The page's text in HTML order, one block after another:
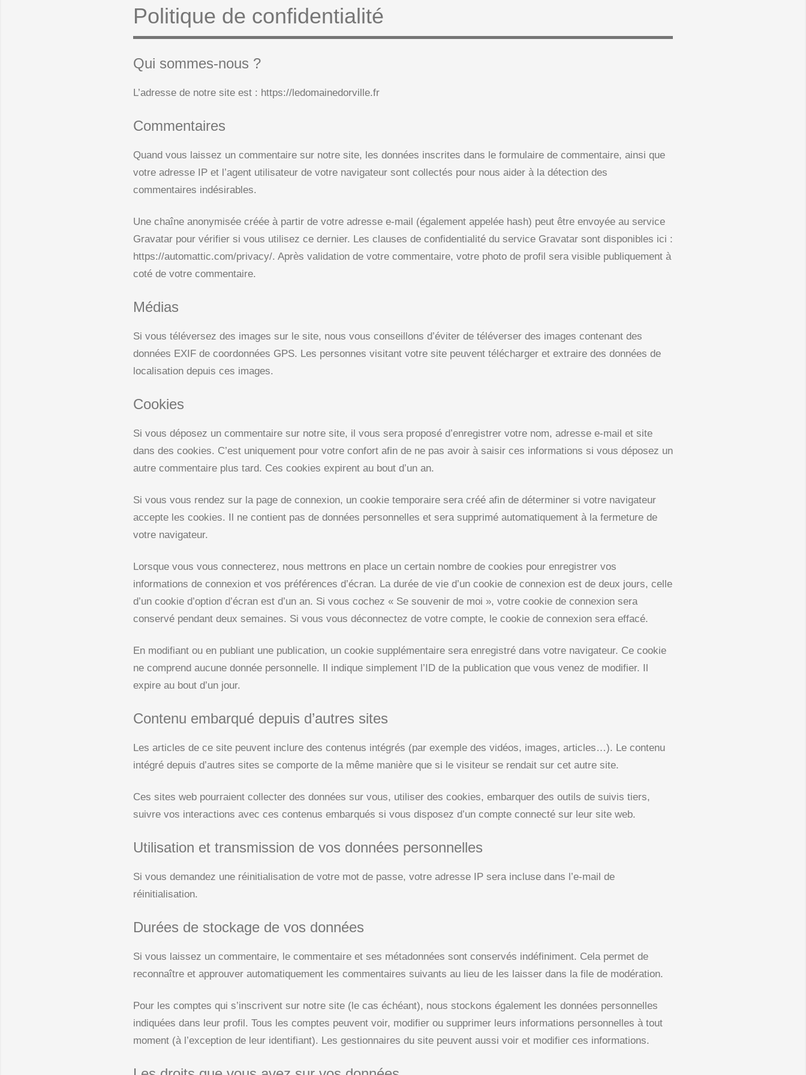
Politique de confidentialité
Qui sommes-nous ?
L’adresse de notre site est : https://ledomainedorville.fr
Commentaires
Quand vous laissez un commentaire sur notre site, les données inscrites dans le formulaire de commentaire, ainsi que
votre adresse IP et l’agent utilisateur de votre navigateur sont collectés pour nous aider à la détection des
commentaires indésirables.
Une chaîne anonymisée créée à partir de votre adresse e-mail (également appelée hash) peut être envoyée au service
Gravatar pour vérifier si vous utilisez ce dernier. Les clauses de confidentialité du service Gravatar sont disponibles ici :
https://automattic.com/privacy/. Après validation de votre commentaire, votre photo de profil sera visible publiquement à
coté de votre commentaire.
Médias
Si vous téléversez des images sur le site, nous vous conseillons d’éviter de téléverser des images contenant des
données EXIF de coordonnées GPS. Les personnes visitant votre site peuvent télécharger et extraire des données de
localisation depuis ces images.
Cookies
Si vous déposez un commentaire sur notre site, il vous sera proposé d’enregistrer votre nom, adresse e-mail et site
dans des cookies. C’est uniquement pour votre confort afin de ne pas avoir à saisir ces informations si vous déposez un
autre commentaire plus tard. Ces cookies expirent au bout d’un an.
Si vous vous rendez sur la page de connexion, un cookie temporaire sera créé afin de déterminer si votre navigateur
accepte les cookies. Il ne contient pas de données personnelles et sera supprimé automatiquement à la fermeture de
votre navigateur.
Lorsque vous vous connecterez, nous mettrons en place un certain nombre de cookies pour enregistrer vos
informations de connexion et vos préférences d’écran. La durée de vie d’un cookie de connexion est de deux jours, celle
d’un cookie d’option d’écran est d’un an. Si vous cochez « Se souvenir de moi », votre cookie de connexion sera
conservé pendant deux semaines. Si vous vous déconnectez de votre compte, le cookie de connexion sera effacé.
En modifiant ou en publiant une publication, un cookie supplémentaire sera enregistré dans votre navigateur. Ce cookie
ne comprend aucune donnée personnelle. Il indique simplement l’ID de la publication que vous venez de modifier. Il
expire au bout d’un jour.
Contenu embarqué depuis d’autres sites
Les articles de ce site peuvent inclure des contenus intégrés (par exemple des vidéos, images, articles…). Le contenu
intégré depuis d’autres sites se comporte de la même manière que si le visiteur se rendait sur cet autre site.
Ces sites web pourraient collecter des données sur vous, utiliser des cookies, embarquer des outils de suivis tiers,
suivre vos interactions avec ces contenus embarqués si vous disposez d’un compte connecté sur leur site web.
Utilisation et transmission de vos données personnelles
Si vous demandez une réinitialisation de votre mot de passe, votre adresse IP sera incluse dans l’e-mail de
réinitialisation.
Durées de stockage de vos données
Si vous laissez un commentaire, le commentaire et ses métadonnées sont conservés indéfiniment. Cela permet de
reconnaître et approuver automatiquement les commentaires suivants au lieu de les laisser dans la file de modération.
Pour les comptes qui s’inscrivent sur notre site (le cas échéant), nous stockons également les données personnelles
indiquées dans leur profil. Tous les comptes peuvent voir, modifier ou supprimer leurs informations personnelles à tout
moment (à l’exception de leur identifiant). Les gestionnaires du site peuvent aussi voir et modifier ces informations.